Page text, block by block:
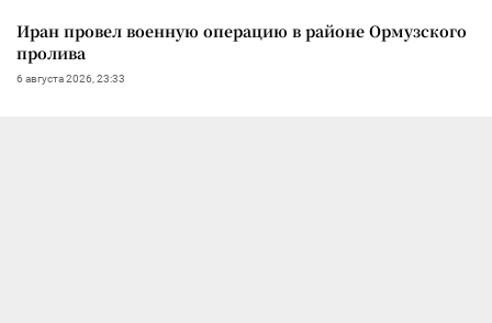
Иран провел военную операцию в районе Ормузского
пролива
6 августа 2026, 23:33